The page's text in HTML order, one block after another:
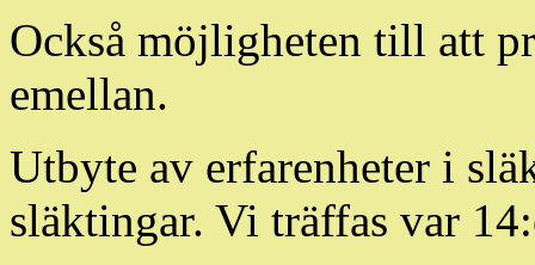
Också möjligheten till att
emellan.
Utbyte av erfarenheter i
släktingar. Vi träffas var